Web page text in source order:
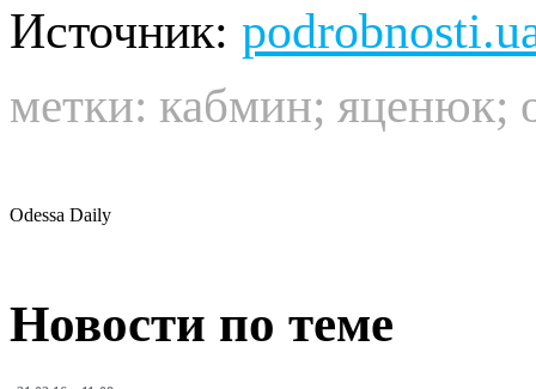
Источник:
метки: кабмин; яценюк;
Odessa Daily
Новости по теме